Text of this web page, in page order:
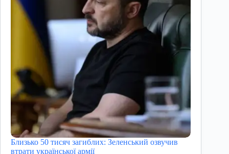
Близько 50 тисяч загиблих: Зеленський озвучив
втрати української армії